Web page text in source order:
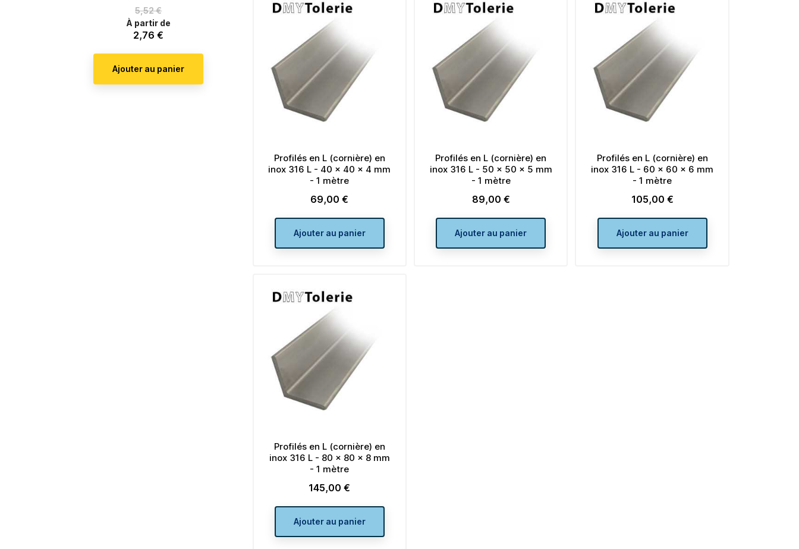
Prix
de
base
5,52 €
À partir de
Prix
2,76 €
Ajouter au panier
Prix
base
5,28 €
À partir de
Prix
2,64 €
Ajouter au panier
Prix
de
4,08 €
À partir de
Ajouter au panier
de
Prix
19,50 €
Ajouter au panier
Profilés en L (cornière) en
inox 316 L - 40 x 40 x 4 mm
- 1 mètre
Prix
69,00 €
Ajouter au panier
Profilés en L (cornière) en
inox 316 L - 50 x 50 x 5 mm
- 1 mètre
Prix
89,00 €
Ajouter au panier
Profilés en L (cornière) en
inox 316 L - 60 x 60 x 6 mm
- 1 mètre
Prix
105,00 €
Ajouter au panier
Profilés en L (cornière) en
inox 316 L - 80 x 80 x 8 mm
- 1 mètre
Prix
145,00 €
Ajouter au panier